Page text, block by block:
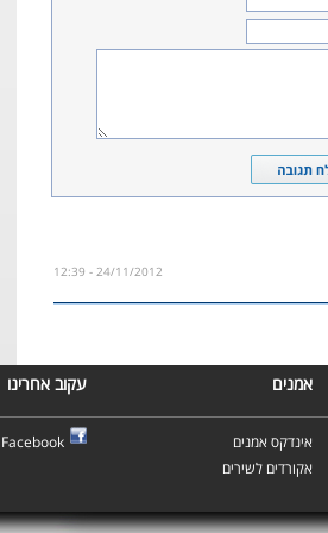
24/11/2012 - 12:39
אמנים עקוב אחרינו
אינדקס אמנים
אקורדים לשירים
Facebook